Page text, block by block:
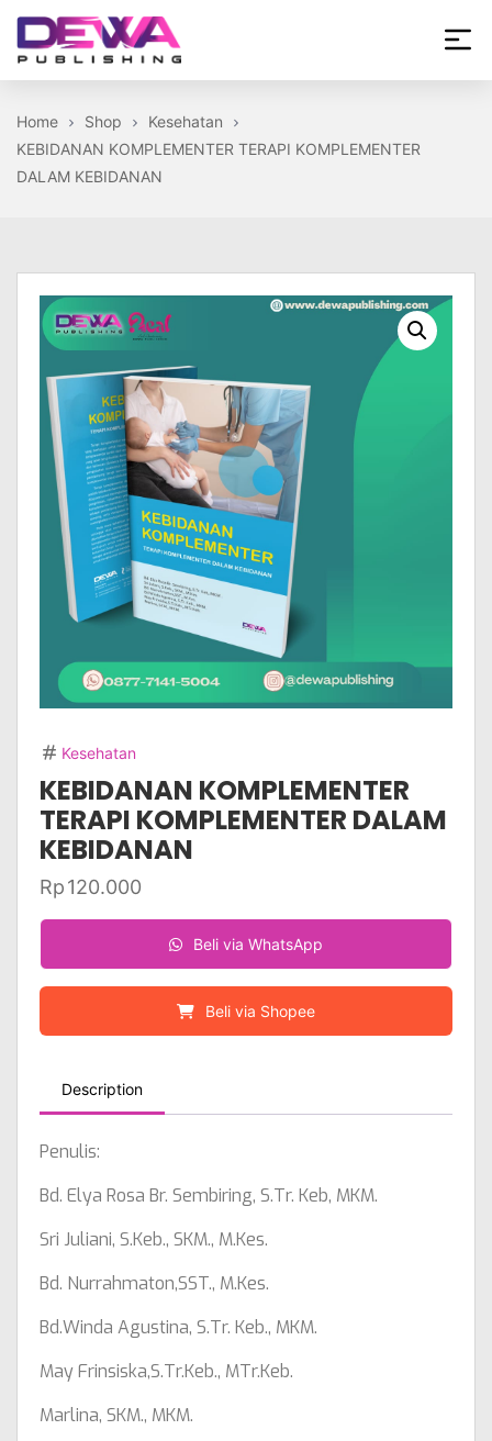
Skip
theDewa
Home
Shop
Kesehatan
KEBIDANAN KOMPLEMENTER TERAPI KOMPLEMENTER
DALAM KEBIDANAN
Kesehatan
KEBIDANAN KOMPLEMENTER
TERAPI KOMPLEMENTER DALAM
KEBIDANAN
Rp120.000
Beli via WhatsApp
Beli via Shopee
Description
Penulis:
Bd. Elya Rosa Br. Sembiring, S.Tr. Keb, MKM.
Sri Juliani, S.Keb., SKM., M.Kes.
Bd. Nurrahmaton,SST., M.Kes.
Bd.Winda Agustina, S.Tr. Keb., MKM.
May Frinsiska,S.Tr.Keb., MTr.Keb.
Marlina, SKM., MKM.